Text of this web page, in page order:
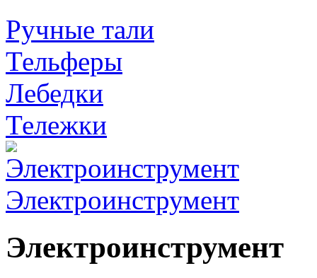
Ручные тали
Тельферы
Лебедки
Тележки
Электроинструмент
Электроинструмент